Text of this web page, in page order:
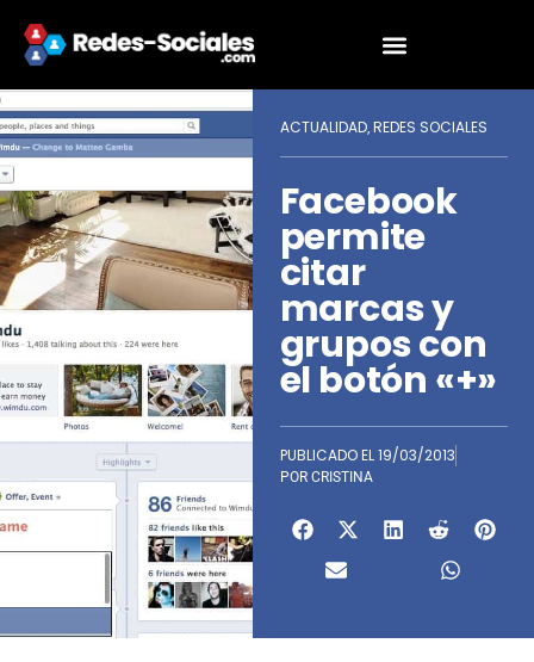
ACTUALIDAD, REDES SOCIALES
Facebook
permite
citar
marcas y
grupos con
el botón «+»
PUBLICADO EL19/03/2013
POR CRISTINA